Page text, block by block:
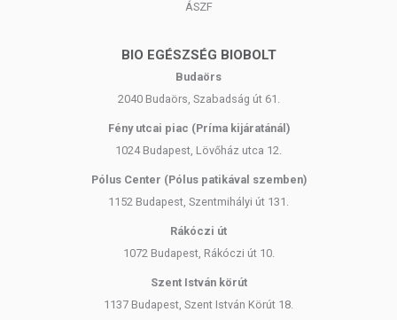
ÁSZF
BIO EGÉSZSÉG BIOBOLT
Budaörs
2040 Budaörs, Szabadság út 61.
Fény utcai piac (Príma kijáratánál)
1024 Budapest, Lövőház utca 12.
Pólus Center (Pólus patikával szemben)
1152 Budapest, Szentmihályi út 131.
Rákóczi út
1072 Budapest, Rákóczi út 10.
Szent István körút
1137 Budapest, Szent István Körút 18.